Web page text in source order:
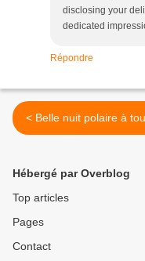
disclosing your
dedicated
Répondre
< Belle nuit polaire à
Hébergé par Overblog
Top articles
Pages
Contact